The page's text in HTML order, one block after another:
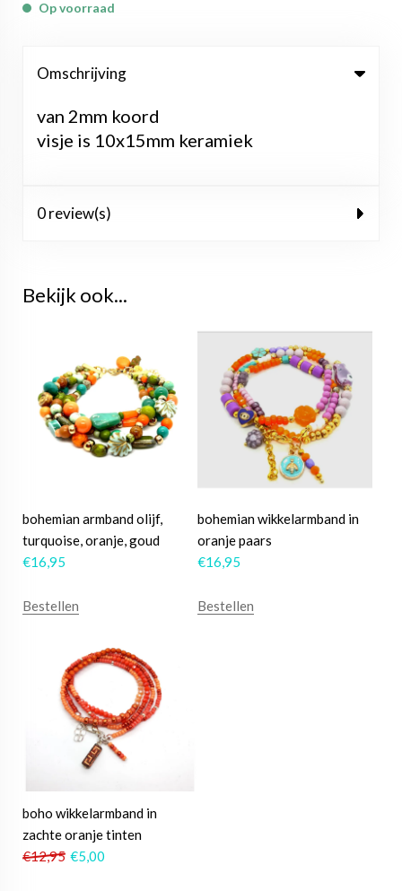
Op voorraad
Omschrijving
van 2mm koord
visje is 10x15mm keramiek
0 review(s)
Bekijk ook...
bohemian armband olijf,
turquoise, oranje, goud
€16,95
Bestellen
bohemian wikkelarmband in
oranje paars
€16,95
Bestellen
boho wikkelarmband in
zachte oranje tinten
€12,95 €5,00